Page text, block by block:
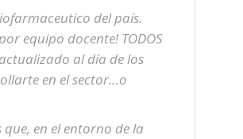
del país.
equipo docente! TODOS
al día de los
en el sector…o
en el entorno de la